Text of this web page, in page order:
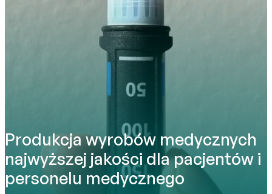
Produkcja wyrobów medycznych
najwyższej jakości dla pacjentów i
personelu medycznego